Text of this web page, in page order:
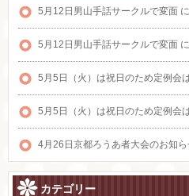
5月12日男山手話サークルで変面 に
5月12日男山手話サークルで変面 に
5月5日（火）は祝日のため定例会
5月5日（火）は祝日のため定例会
4月26日京都ろうあ者大会のお知
カテゴリー